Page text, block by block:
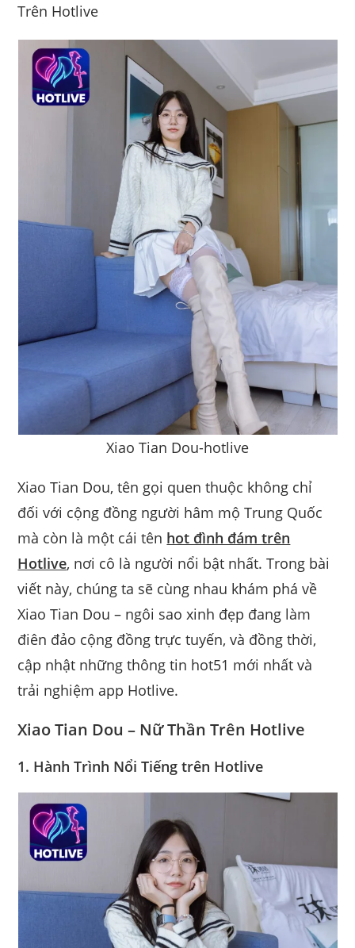
Trên Hotlive
Xiao Tian Dou-hotlive
Xiao Tian Dou, tên gọi quen thuộc không chỉ
đối với cộng đồng người hâm mộ Trung Quốc
mà còn là một cái tên hot đình đám trên
Hotlive, nơi cô là người nổi bật nhất. Trong bài
viết này, chúng ta sẽ cùng nhau khám phá về
Xiao Tian Dou – ngôi sao xinh đẹp đang làm
điên đảo cộng đồng trực tuyến, và đồng thời,
cập nhật những thông tin hot51 mới nhất và
trải nghiệm app Hotlive.
Xiao Tian Dou – Nữ Thần Trên Hotlive
1. Hành Trình Nổi Tiếng trên Hotlive